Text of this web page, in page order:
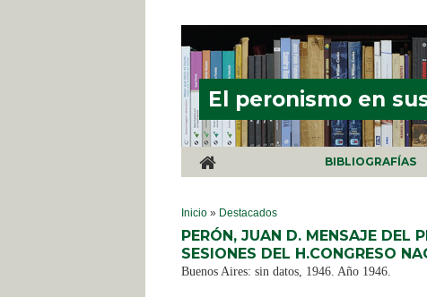
El peronismo en
BIBLIOGRAFÍAS
SE ENCUENTRA USTED AQUÍ
Inicio » Destacados
PERÓN, JUAN D. MENSAJE DEL
SESIONES DEL H.CONGRESO
Buenos Aires: sin datos, 1946. Año 1946.